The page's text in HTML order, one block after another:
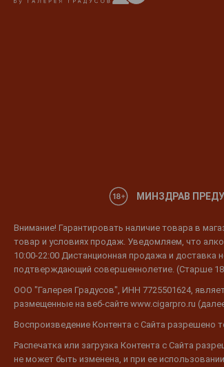
МИНЗДРАВ
Внимание! Гарантировать наличие товара в
товар и условиях продаж. Уведомляем, что
10:00-22:00 Дистанционная продажа и доставка
подтверждающий совершеннолетие. (Старше
ООО "Галерея Градусов", ИНН 7725501624,
размещенные на веб-сайте www.cigarpro.ru
Воспроизведение Контента с Сайта разрешено
Распечатка или загрузка Контента с Сайта
не может быть изменена, и при ее